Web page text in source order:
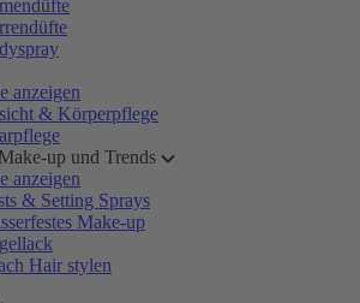
anzeigen
& Körperpflege
up und Trends
anzeigen
& Setting Sprays
Make-up
Hair stylen